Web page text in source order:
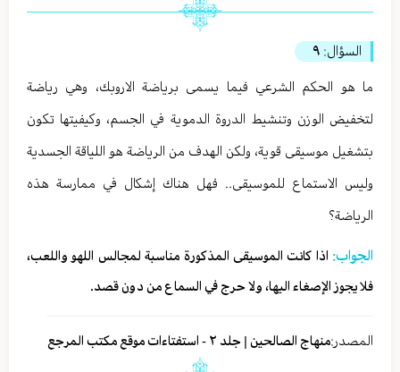
السؤال: ٩
ما هو الحكم الشرعي فيما يسمى برياضة الاروبك، وهي رياضة
لتخفيض الوزن وتنشيط الدروة الدموية في الجسم، وكيفيتها تكون
بتشغيل موسيقى قوية، ولكن الهدف من الرياضة هو اللياقة الجسدية
وليس الاستماع للموسيقى.. فهل هناك إشكال في ممارسة هذه
الرياضة؟
الجواب: اذا كانت الموسيقى المذكورة مناسبة لمجالس اللهو واللعب،
فلا يجوز الإصغاء اليها، ولا حرج في السماع من دون قصد.
المصدر:منهاج الصالحين | جلد ٢ - استفتاءات موقع مكتب المرجع